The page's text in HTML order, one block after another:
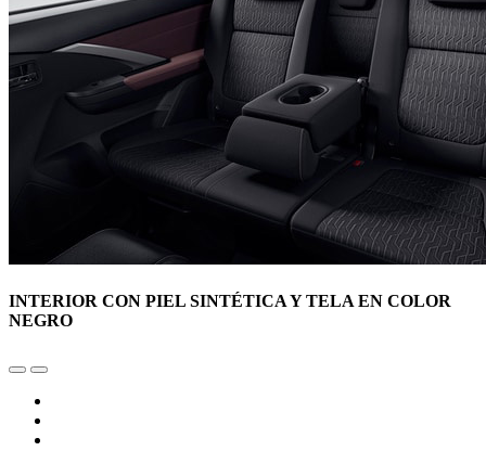
INTERIOR CON PIEL SINTÉTICA Y TELA EN COLOR
NEGRO